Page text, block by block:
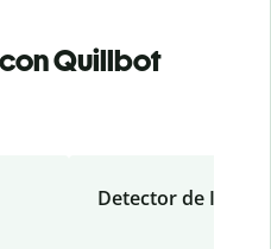
Quillbot
Detector de IA